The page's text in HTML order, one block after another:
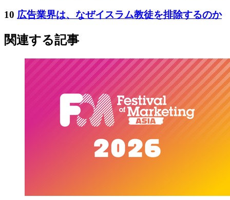
10 広告業界は、なぜイスラム教徒を排除するのか
関連する記事